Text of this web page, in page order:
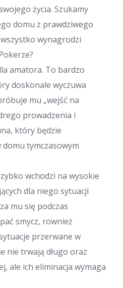
życia. Szukamy
domu z prawdziwego
wynagrodzi
amatora. To bardzo
doskonale wyczuwa
mu „wejść na
prowadzenia i
który będzie
domu tymczasowym
wchodzi na wysokie
dla niego sytuacji
mu się podczas
smycz, rownież
przerwane w
nie trwają długo oraz
ale ich eliminacja wymaga